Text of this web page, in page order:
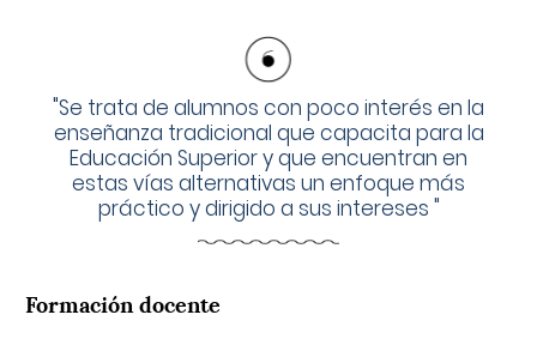
"Se trata de alumnos con poco interés en la
enseñanza tradicional que capacita para la
Educación Superior y que encuentran en
estas vías alternativas un enfoque más
práctico y dirigido a sus intereses "
Formación docente